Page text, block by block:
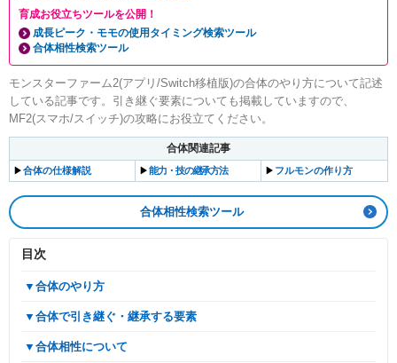
育成お役立ちツールを公開！
成長ピーク・モモの使用タイミング検索ツール
合体相性検索ツール
モンスターファーム2(アプリ/Switch移植版)の合体のやり方について記述
している記事です。引き継ぐ要素についても掲載していますので、
MF2(スマホ/スイッチ)の攻略にお役立てください。
合体関連記事
▶︎合体の仕様解説 ▶︎能力・技の継承方法 ▶︎ フルモンの作り方
合体相性検索ツール
目次
▼合体のやり方
▼合体で引き継ぐ・継承する要素
▼合体相性について